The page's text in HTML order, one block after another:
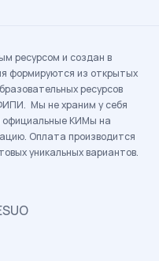
ресурсом и создан в
формируются из открытых
ресурсов
Мы не храним у себя
официальные КИМы на
Оплата производится
уникальных вариантов.